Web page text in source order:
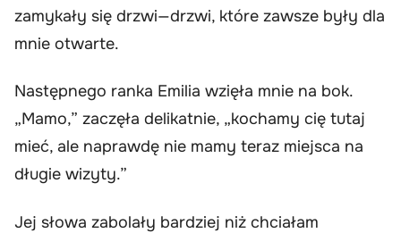
zamykały się drzwi—drzwi, które zawsze były dla
mnie otwarte.
Następnego ranka Emilia wzięła mnie na bok.
„Mamo,” zaczęła delikatnie, „kochamy cię tutaj
mieć, ale naprawdę nie mamy teraz miejsca na
długie wizyty.”
Jej słowa zabolały bardziej niż chciałam